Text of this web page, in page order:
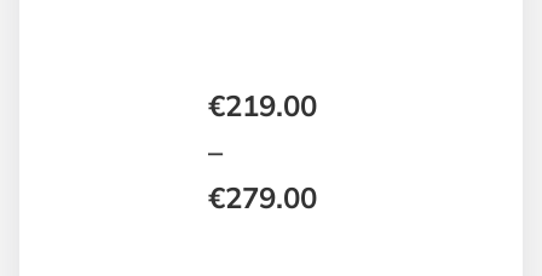
€219.00
–
€279.00Price